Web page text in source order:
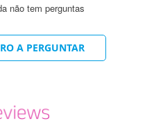
não tem perguntas
A PERGUNTAR